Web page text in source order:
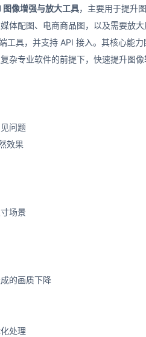
图像增强与放大工具，主要用于提升
体配图、电商商品图，以及需要放大
工具，并支持 API 接入。其核心能力
杂专业软件的前提下，快速提升图
问题
效果
场景
的画质下降
处理